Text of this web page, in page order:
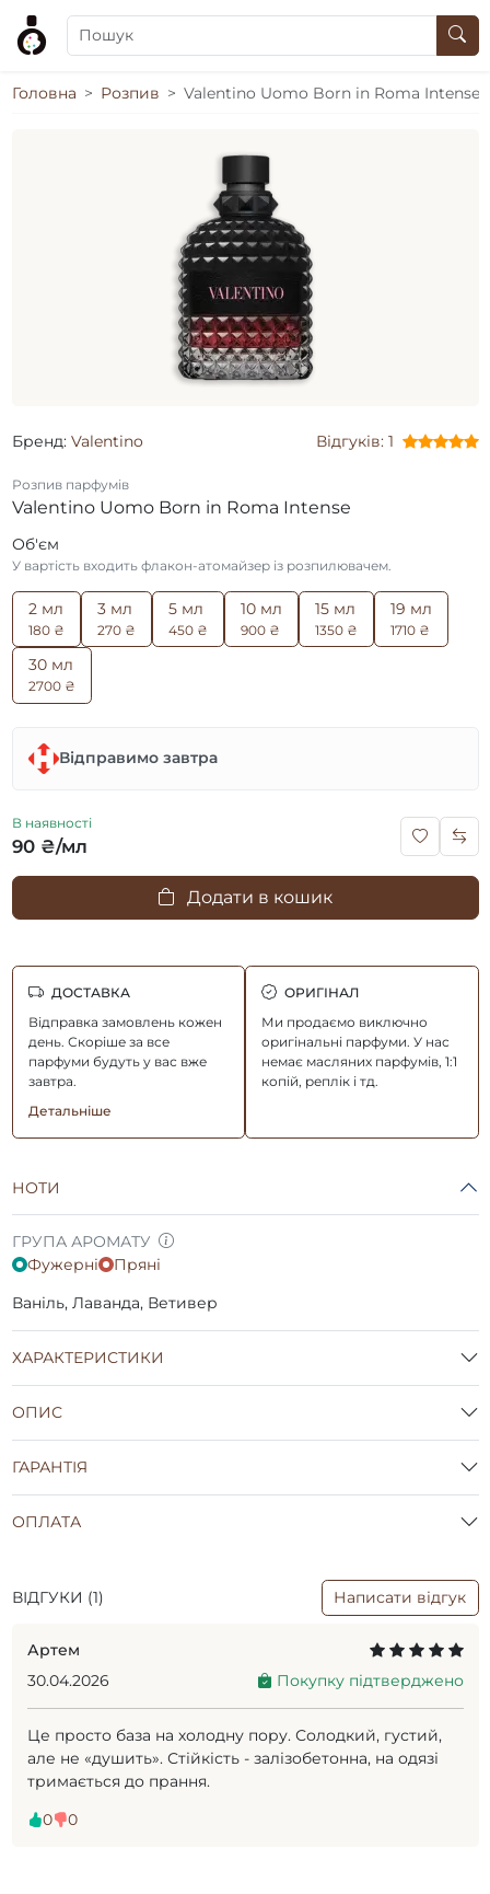
Головна Розпив Valentino Uomo Born in Roma Intense
НОТИ
ГРУПА АРОМАТУ
Фужерні
Пряні
Ваніль, Лаванда, Ветивер
ХАРАКТЕРИСТИКИ
ОПИС
ГАРАНТІЯ
ОПЛАТА
Бренд: Valentino Відгуків: 1
Розпив парфумів
Valentino Uomo Born in Roma Intense
Об'єм
У вартість входить флакон-атомайзер із розпилювачем.
2 мл
180 ₴
3 мл
270 ₴
5 мл
450 ₴
10 мл
900 ₴
15 мл
1350 ₴
19 мл
1710 ₴
30 мл
2700 ₴
Відправимо завтра
В наявності
90 ₴/мл
Додати в кошик
ДОСТАВКА
Відправка замовлень кожен
день. Скоріше за все
парфуми будуть у вас вже
завтра.
Детальніше
ОРИГІНАЛ
Ми продаємо виключно
оригінальні парфуми. У нас
немає масляних парфумів, 1:1
копій, реплік і тд.
Артем
30.04.2026
Покупку підтверджено
Це просто база на холодну пору. Солодкий, густий,
але не «душить». Стійкість - залізобетонна, на одязі
тримається до прання.
0
0
ВІДГУКИ (1) Написати відгук